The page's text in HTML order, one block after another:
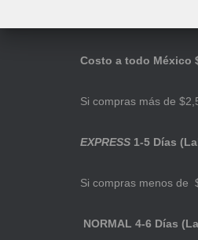
Costo a todo México
Si compras más de
EXPRESS 1-5 Días
Si compras menos de
NORMAL 4-6 Días